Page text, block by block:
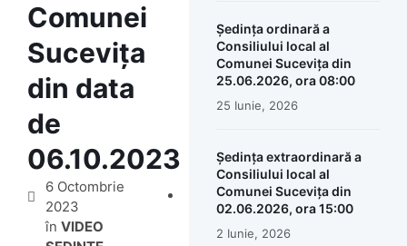
Comunei
Sucevița
din data
de
06.10.2023
6 Octombrie
2023
în VIDEO
Ședința ordinară a
Consiliului local al
Comunei Sucevița din
25.06.2026, ora 08:00
25 Iunie, 2026
Ședința extraordinară a
Consiliului local al
Comunei Sucevița din
02.06.2026, ora 15:00
2 Iunie, 2026